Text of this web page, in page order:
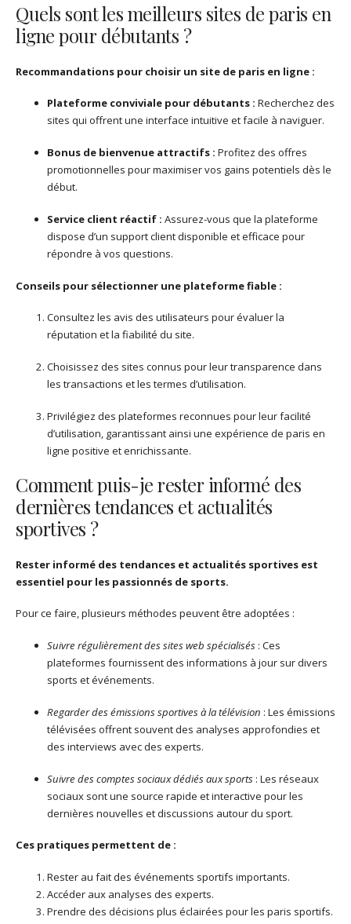
Quels sont les meilleurs sites de paris en
ligne pour débutants ?
Recommandations pour choisir un site de paris en ligne :
Plateforme conviviale pour débutants : Recherchez des
sites qui offrent une interface intuitive et facile à naviguer.
Bonus de bienvenue attractifs : Profitez des offres
promotionnelles pour maximiser vos gains potentiels dès le
début.
Service client réactif : Assurez-vous que la plateforme
dispose d’un support client disponible et efficace pour
répondre à vos questions.
Conseils pour sélectionner une plateforme fiable :
Consultez les avis des utilisateurs pour évaluer la
réputation et la fiabilité du site.
Choisissez des sites connus pour leur transparence dans
les transactions et les termes d’utilisation.
Privilégiez des plateformes reconnues pour leur facilité
d’utilisation, garantissant ainsi une expérience de paris en
ligne positive et enrichissante.
Comment puis-je rester informé des
dernières tendances et actualités
sportives ?
Rester informé des tendances et actualités sportives est
essentiel pour les passionnés de sports.
Pour ce faire, plusieurs méthodes peuvent être adoptées :
Suivre régulièrement des sites web spécialisés : Ces
plateformes fournissent des informations à jour sur divers
sports et événements.
Regarder des émissions sportives à la télévision : Les émissions
télévisées offrent souvent des analyses approfondies et
des interviews avec des experts.
Suivre des comptes sociaux dédiés aux sports : Les réseaux
sociaux sont une source rapide et interactive pour les
dernières nouvelles et discussions autour du sport.
Ces pratiques permettent de :
Rester au fait des événements sportifs importants.
Accéder aux analyses des experts.
Prendre des décisions plus éclairées pour les paris sportifs.